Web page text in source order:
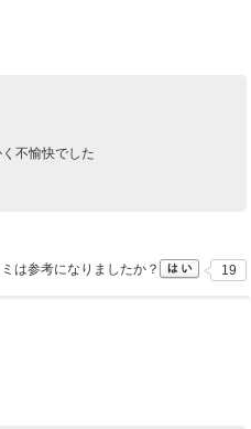
不愉快でした
は参考になりましたか？ 19